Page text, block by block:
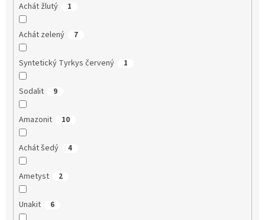
Achát žlutý 1
Achát zelený 7
Syntetický Tyrkys červený 1
Sodalit 9
Amazonit 10
Achát šedý 4
Ametyst 2
Unakit 6